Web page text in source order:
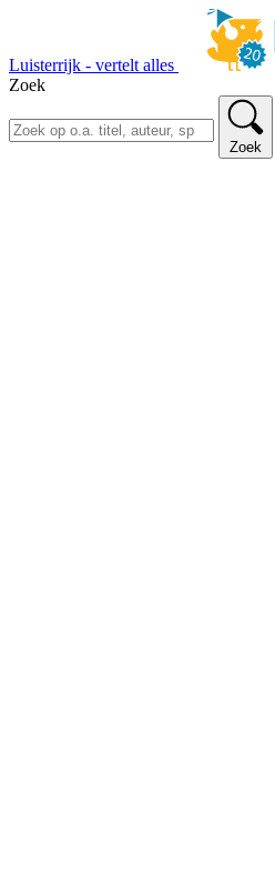
Luisterrijk - vertelt alles
Zoek
Zoek